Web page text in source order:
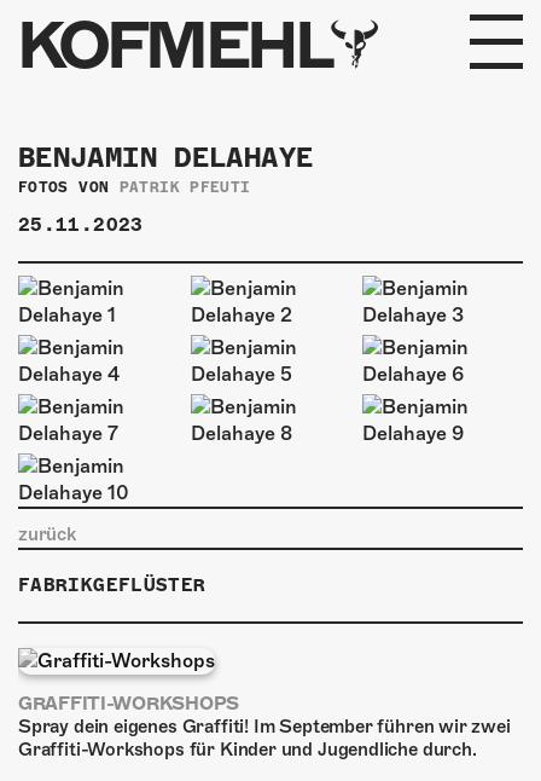
KOFMEHL
PROGRAMM
FABRIKGEFLÜSTER
GALERIE
FOTOGALERIE
PHOTOMAT
INFOS
KONTAKT
ÜBER UNS
GÖNNEREI
SHOP
MITMACHEN
BENJAMIN DELAHAYE
FOTOS VON PATRIK PFEUTI
25.11.2023
zurück
FABRIKGEFLÜSTER
GRAFFITI-WORKSHOPS
Spray dein eigenes Graffiti! Im September führen wir zwei
Graffiti-Workshops für Kinder und Jugendliche durch.